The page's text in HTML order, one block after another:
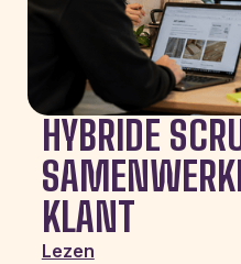
HYBRIDE
KLANT
Lezen